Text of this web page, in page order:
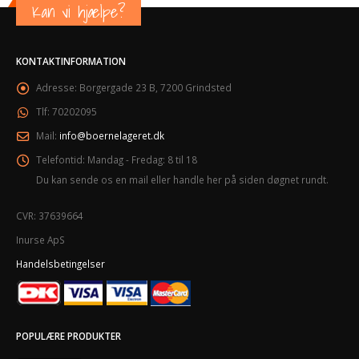
Kan vi hjælpe?
KONTAKTINFORMATION
Adresse: Borgergade 23 B, 7200 Grindsted
Tlf: 70202095
Mail: info@boernelageret.dk
Telefontid: Mandag - Fredag: 8 til 18
Du kan sende os en mail eller handle her på siden døgnet rundt.
CVR: 37639664
Inurse ApS
Handelsbetingelser
POPULÆRE PRODUKTER